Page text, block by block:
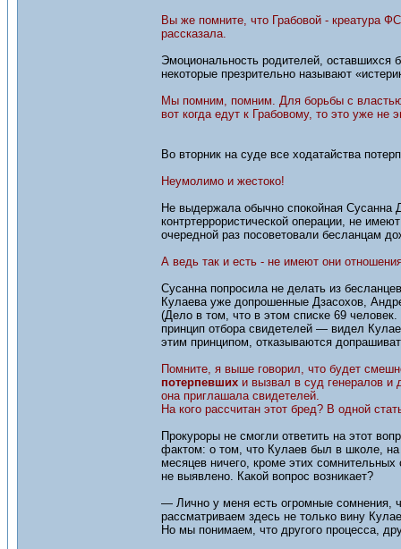
Вы же помните, что Грабовой - креатура
рассказала.
Эмоциональность родителей, оставшихся
некоторые презрительно называют
Мы помним, помним. Для борьбы с
вот когда едут к Грабовому, то это уже
Во вторник на суде все ходатайства
Неумолимо и жестоко!
Не выдержала обычно спокойная Сусанна
контртеррористической операции, не
очередной раз посоветовали бесланцам
А ведь так и есть - не имеют они
Сусанна попросила не делать из
Кулаева уже допрошенные Дзасохов,
(Дело в том, что в этом списке 69
принцип отбора свидетелей — видел
этим принципом, отказываются
Помните, я выше говорил, что будет
потерпевших и вызвал в суд генералов и
она приглашала свидетелей.
На кого рассчитан этот бред? В одной
Прокуроры не смогли ответить на этот
фактом: о том, что Кулаев был в школе, на
месяцев ничего, кроме этих
не выявлено. Какой вопрос возникает?
— Лично у меня есть огромные сомнения,
рассматриваем здесь не только вину
Но мы понимаем, что другого процесса,